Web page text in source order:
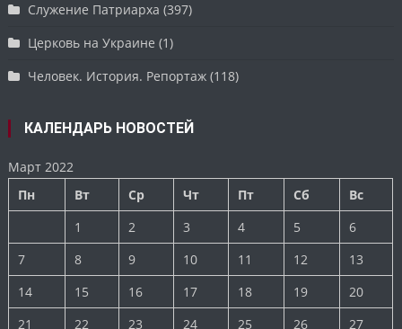
Служение Патриарха (397)
Церковь на Украине (1)
Человек. История. Репортаж (118)
КАЛЕНДАРЬ НОВОСТЕЙ
Март 2022
Пн
Вт Ср Чт Пт Сб
Вс
1
2 3 4 5
6
7
8 9 10 11 12
13
14
15 16 17 18 19
20
21
22 23 24 25 26 27